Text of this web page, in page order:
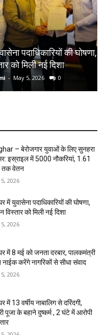
की घोषणा,
नई दिशा
5, 2026 0
– बेरोजगार युवाओं के लिए सुनहरा
इस्राइल में 5000 नौकरियां, ₹1.61
तक वेतन
2026
में युवासेना पदाधिकारियों की घोषणा,
विस्तार को मिली नई दिशा
2026
में 8 मई को जनता दरबार, पालकमंत्री
करेंगे नागरिकों से सीधा संवाद
2026
में 13 वर्षीय नाबालिग से दरिंदगी,
पूजा के बहाने दुष्कर्म , 2 घंटे में आरोपी